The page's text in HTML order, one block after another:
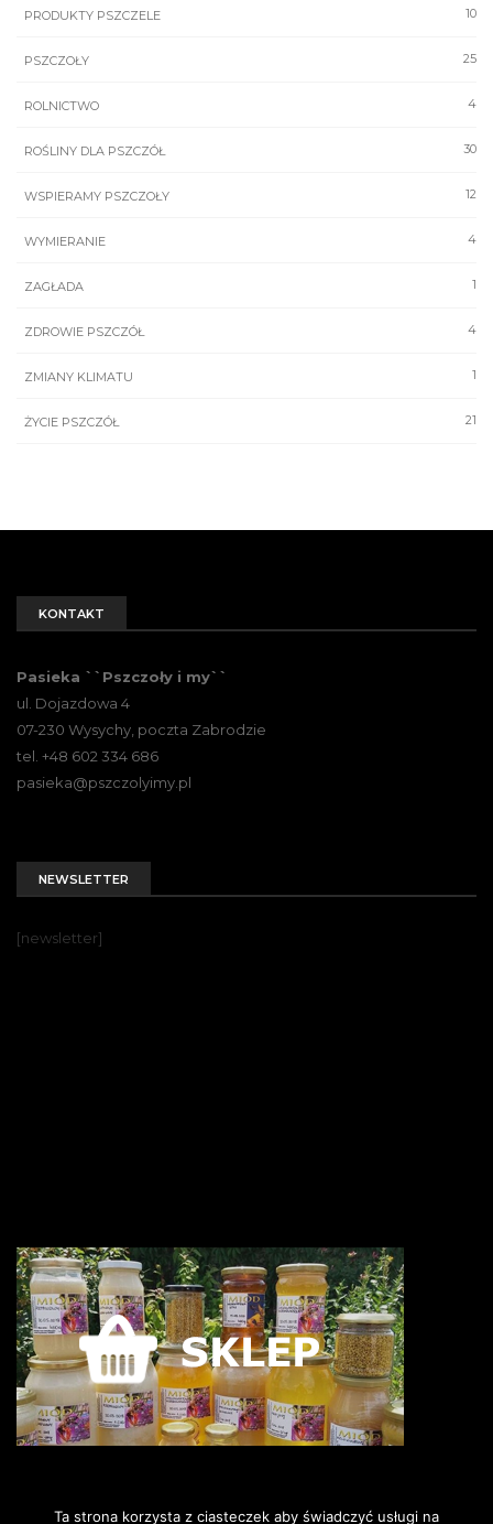
10
PRODUKTY PSZCZELE
25
PSZCZOŁY
4
ROLNICTWO
30
ROŚLINY DLA PSZCZÓŁ
12
WSPIERAMY PSZCZOŁY
4
WYMIERANIE
1
ZAGŁADA
4
ZDROWIE PSZCZÓŁ
1
ZMIANY KLIMATU
21
ŻYCIE PSZCZÓŁ
KONTAKT
Pasieka ``Pszczoły i my``
ul. Dojazdowa 4
07-230 Wysychy, poczta Zabrodzie
tel. +48 602 334 686
pasieka@pszczolyimy.pl
NEWSLETTER
[newsletter]
Ta strona korzysta z ciasteczek aby świadczyć usługi na